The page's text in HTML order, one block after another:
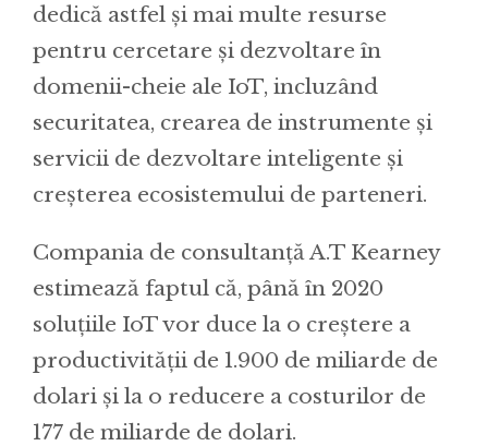
dedică astfel și mai multe resurse
pentru cercetare și dezvoltare în
domenii-cheie ale IoT, incluzând
securitatea, crearea de instrumente și
servicii de dezvoltare inteligente și
creșterea ecosistemului de parteneri.
Compania de consultanță A.T Kearney
estimează faptul că, până în 2020
soluțiile IoT vor duce la o creștere a
productivității de 1.900 de miliarde de
dolari și la o reducere a costurilor de
177 de miliarde de dolari.